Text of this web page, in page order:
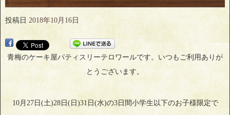
投稿日 2018年10月16日
青梅のケーキ屋パティスリーテロワールです。いつもご利用ありが
とうございます。
10月27日(土)28日(日)31日(水)の3日間小学生以下のお子様限定で